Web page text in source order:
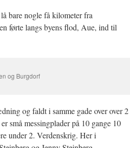
bare nogle få kilometer fra
førte langs byens flod, Aue, ind til
og Burgdorf
og faldt i samme gade over over 2
små messingplader på 10 gange 10
under 2. Verdenskrig. Her i